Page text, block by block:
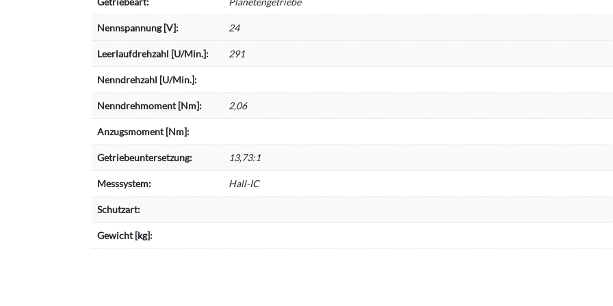
Nennspannung [V]: 24
Leerlaufdrehzahl [U/Min.]: 291
Nenndrehzahl [U/Min.]:
Nenndrehmoment [Nm]: 2,06
Anzugsmoment [Nm]:
Getriebeuntersetzung: 13,73:1
Messsystem: Hall-IC
Schutzart:
Gewicht [kg]: